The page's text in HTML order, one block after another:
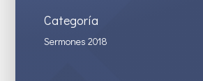
Categoría
Sermones 2018